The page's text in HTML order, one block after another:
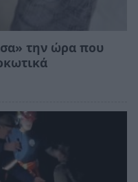
την ώρα που